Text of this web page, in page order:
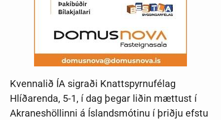
Kvennalið ÍA sigraði Knattspyrnufélag
Hlíðarenda, 5-1, í dag þegar liðin mættust í
Akraneshöllinni á Íslandsmótinu í þriðju efstu